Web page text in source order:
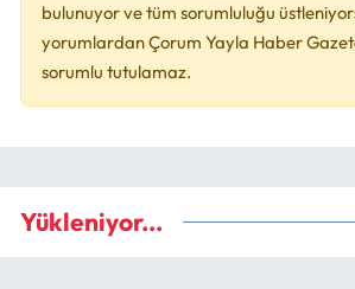
bulunuyor ve tüm sorumluluğu
yorumlardan Çorum Yayla Haber
sorumlu tutulamaz.
Yükleniyor...